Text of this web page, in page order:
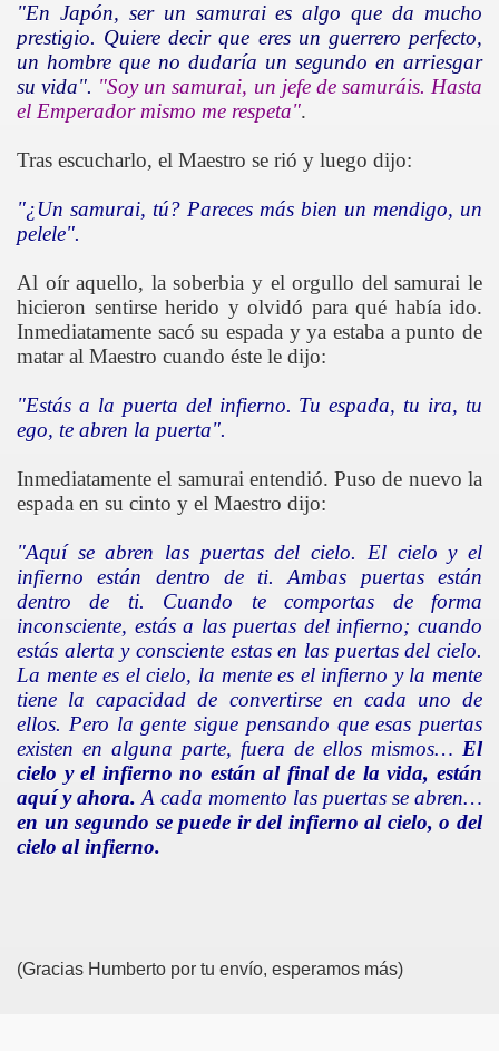
"En Japón, ser un samurai es algo que da mucho
prestigio. Quiere decir que eres un guerrero perfecto,
un hombre que no dudaría un segundo en arriesgar
su vida". "Soy un samurai, un jefe de samuráis. Hasta
el Emperador mismo me respeta".
Tras escucharlo, el Maestro se rió y luego dijo:
"¿Un samurai, tú? Pareces más bien un mendigo, un
pelele".
Al oír aquello, la soberbia y el orgullo del samurai le
hicieron sentirse herido y olvidó para qué había ido.
Inmediatamente sacó su espada y ya estaba a punto de
matar al Maestro cuando éste le dijo:
"Estás a la puerta del infierno. Tu espada, tu ira, tu
ego, te abren la puerta".
Inmediatamente el samurai entendió. Puso de nuevo la
espada en su cinto y el Maestro dijo:
"Aquí se abren las puertas del cielo. El cielo y el
infierno están dentro de ti. Ambas puertas están
dentro de ti. Cuando te comportas de forma
inconsciente, estás a las puertas del infierno; cuando
estás alerta y consciente estas en las puertas del cielo.
La mente es el cielo, la mente es el infierno y la mente
tiene la capacidad de convertirse en cada uno de
ellos. Pero la gente sigue pensando que esas puertas
existen en alguna parte, fuera de ellos mismos… El
cielo y el infierno no están al final de la vida, están
aquí y ahora. A cada momento las puertas se abren…
en un segundo se puede ir del infierno al cielo, o del
cielo al infierno.
(Gracias Humberto por tu envío, esperamos más)